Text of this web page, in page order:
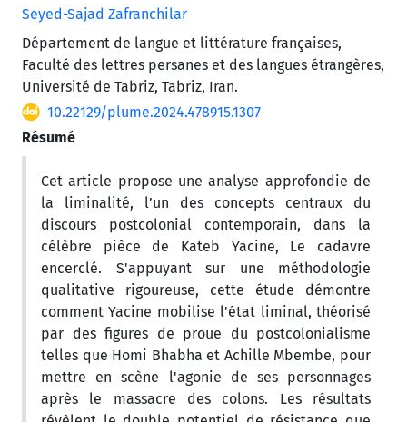
Seyed-Sajad Zafranchilar
Département de langue et littérature françaises,
Faculté des lettres persanes et des langues étrangères,
Université de Tabriz, Tabriz, Iran.
10.22129/plume.2024.478915.1307
Résumé
Cet article propose une analyse approfondie de
la liminalité, l’un des concepts centraux du
discours postcolonial contemporain, dans la
célèbre pièce de Kateb Yacine, Le cadavre
encerclé. S'appuyant sur une méthodologie
qualitative rigoureuse, cette étude démontre
comment Yacine mobilise l'état liminal, théorisé
par des figures de proue du postcolonialisme
telles que Homi Bhabha et Achille Mbembe, pour
mettre en scène l'agonie de ses personnages
après le massacre des colons. Les résultats